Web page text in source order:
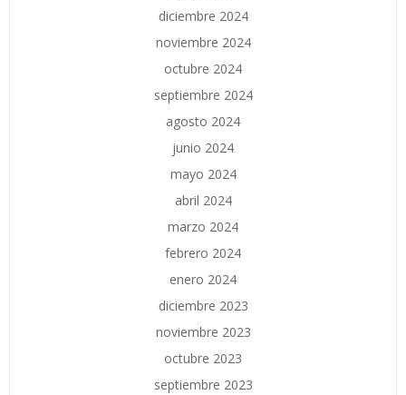
diciembre 2024
noviembre 2024
octubre 2024
septiembre 2024
agosto 2024
junio 2024
mayo 2024
abril 2024
marzo 2024
febrero 2024
enero 2024
diciembre 2023
noviembre 2023
octubre 2023
septiembre 2023